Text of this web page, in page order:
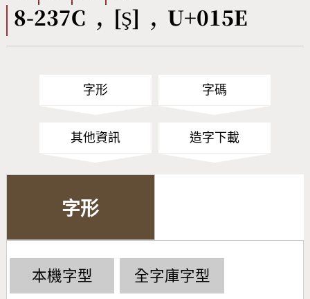
CNS查詢 Unicode查詢
8-237C , [Ş] , U+015E
字形 字碼
其他資訊 造字下載
字形
本機字型 全字庫字型